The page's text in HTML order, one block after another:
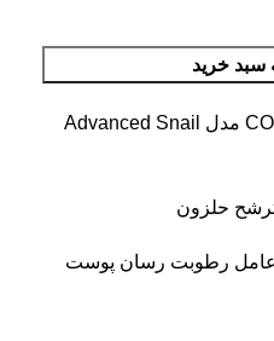
سبد خرید
سرم حلزون کوزارکس COSRX مدل Advanced Snail
رطوبت رسان پوست